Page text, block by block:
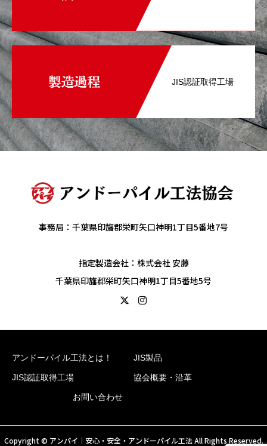
JIS認証取得工場
事務局：千葉県印旛郡栄町矢口神明1丁目5番地7号
指定製造会社：株式会社 安藤
千葉県印旛郡栄町矢口神明1丁目5番地5号
アンドーパイル工法とは！ JIS製品
JIS認証取得工場 協会概要・沿革
お問い合わせ
Copyright © アンパイ｜安心・安全・アンドーパイル工法 All Rights Reserved.